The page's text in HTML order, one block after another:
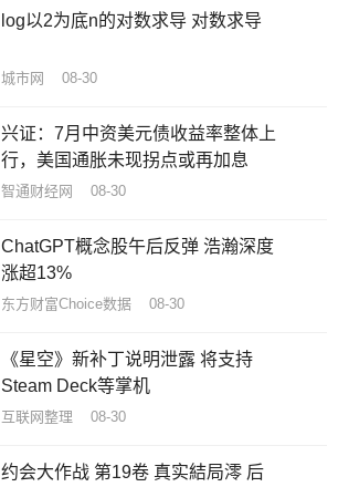
log以2为底n的对数求导 对数求导
城市网 08-30
兴证：7月中资美元债收益率整体上
行，美国通胀未现拐点或再加息
智通财经网 08-30
ChatGPT概念股午后反弹 浩瀚深度
涨超13%
东方财富Choice数据 08-30
《星空》新补丁说明泄露 将支持
Steam Deck等掌机
互联网整理 08-30
约会大作战 第19卷 真实結局澪 后